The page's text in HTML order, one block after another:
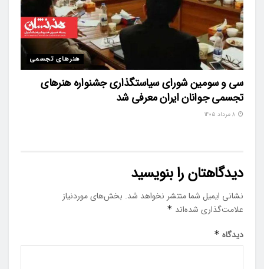
هنرهای تجسمی
سی و سومین شورای سیاستگذاری جشنواره هنرهای
تجسمی جوانان ایران معرفی شد
دیدگاهتان را بنویسید
نشانی ایمیل شما منتشر نخواهد شد. بخش‌های موردنیاز
علامت‌گذاری شده‌اند *
دیدگاه *